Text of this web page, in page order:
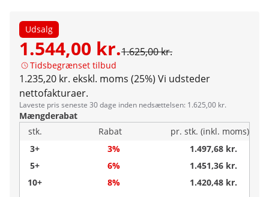
Udsalg
1.544,00 kr.1.625,00 kr.
Tidsbegrænset tilbud
1.235,20 kr. ekskl. moms (25%) Vi udsteder
nettofakturaer.
Laveste pris seneste 30 dage inden nedsættelsen: 1.625,00 kr.
Mængderabat
stk.
Rabat
pr. stk. (inkl. moms)
3+
3%
1.497,68 kr.
5+
6%
1.451,36 kr.
10+
8% 1.420,48 kr.